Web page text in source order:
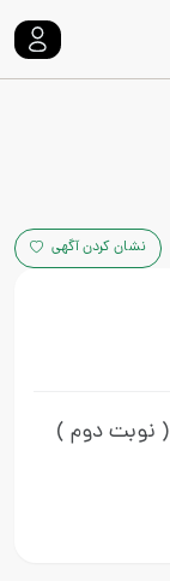
نشان کردن آگهی
( نوبت دوم )